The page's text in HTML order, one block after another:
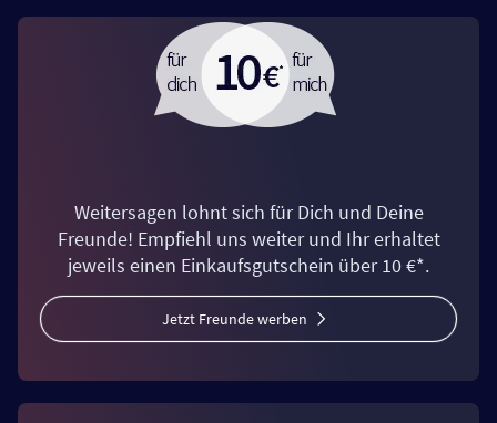
Weitersagen lohnt sich für Dich und Deine
Freunde! Empfiehl uns weiter und Ihr erhaltet
jeweils einen Einkaufsgutschein über 10 €*.
Jetzt Freunde werben